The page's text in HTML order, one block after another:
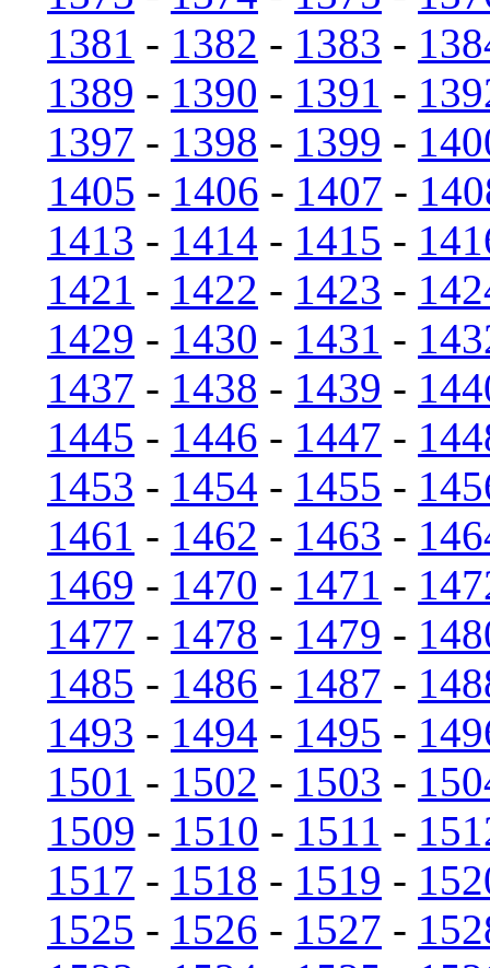
1381 - 1382 - 1383 -
1389 - 1390 - 1391 -
1397 - 1398 - 1399 -
1405 - 1406 - 1407 -
1413 - 1414 - 1415 -
1421 - 1422 - 1423 -
1429 - 1430 - 1431 -
1437 - 1438 - 1439 -
1445 - 1446 - 1447 -
1453 - 1454 - 1455 -
1461 - 1462 - 1463 -
1469 - 1470 - 1471 -
1477 - 1478 - 1479 -
1485 - 1486 - 1487 -
1493 - 1494 - 1495 -
1501 - 1502 - 1503 -
1509 - 1510 - 1511 -
1517 - 1518 - 1519 -
1525 - 1526 - 1527 -